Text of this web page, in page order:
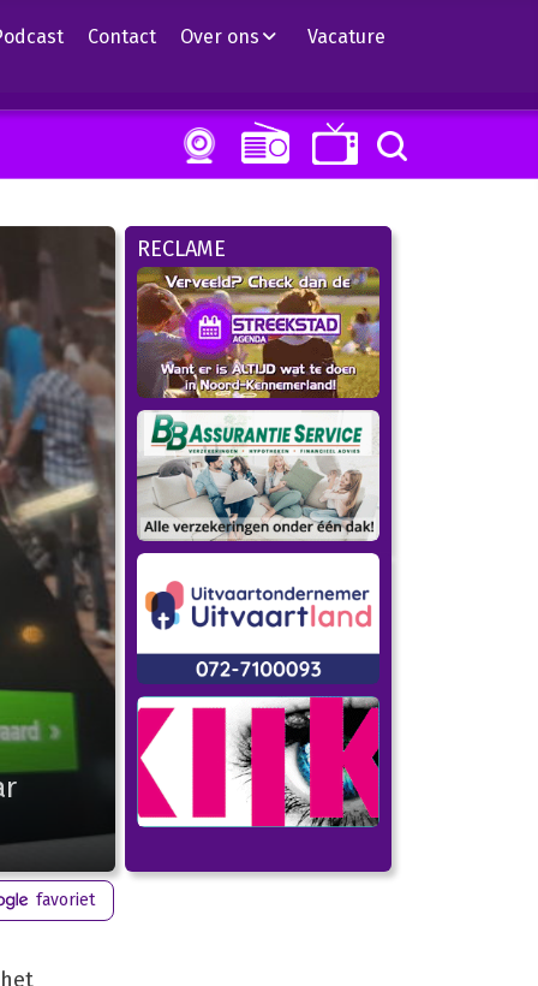
Contact Over ons Vacature
RECLAME
favoriet